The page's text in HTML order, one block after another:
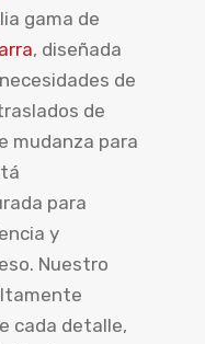
gama de
, diseñada
de
de
mudanza para
para
y
Nuestro
cada detalle,